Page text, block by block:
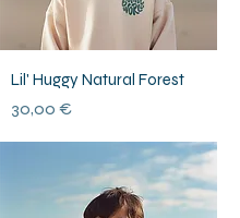
Lil' Huggy Natural Forest
Prix
30,00 €